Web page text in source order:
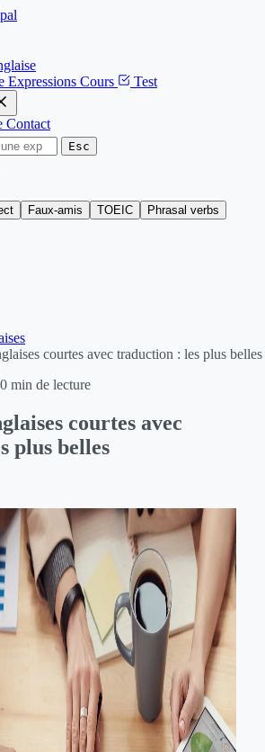
Expressions Cours Test
Contact
Esc
Faux-amis TOEIC
Phrasal verbs
courtes avec traduction : les plus belles
min de lecture
courtes avec
plus belles